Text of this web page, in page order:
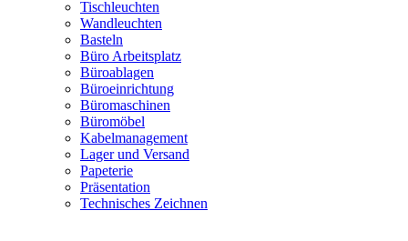
Tischleuchten
Wandleuchten
Basteln
Büro Arbeitsplatz
Büroablagen
Büroeinrichtung
Büromaschinen
Büromöbel
Kabelmanagement
Lager und Versand
Papeterie
Präsentation
Technisches Zeichnen